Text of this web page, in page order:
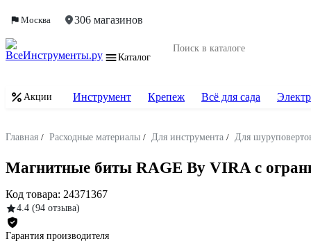
Москва 306 магазинов
Каталог
Акции Инструмент Крепеж Всё для сада
Главная / Расходные материалы / Для инструмента / Для
Магнитные биты RAGE By VIRA с
Код товара: 24371367
4.4 (94 отзыва)
Гарантия производителя